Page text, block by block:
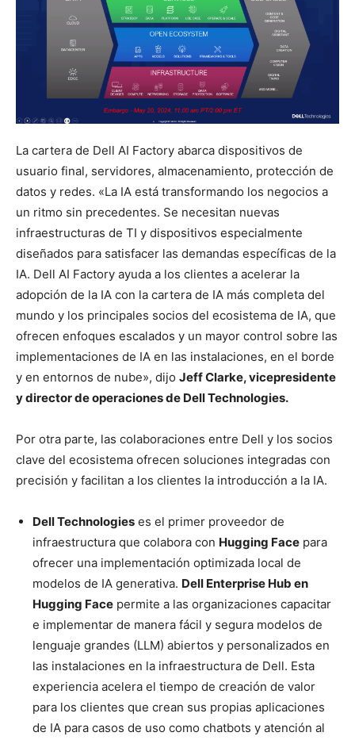
La cartera de Dell AI Factory abarca dispositivos de
usuario final, servidores, almacenamiento, protección de
datos y redes. «La IA está transformando los negocios a
un ritmo sin precedentes. Se necesitan nuevas
infraestructuras de TI y dispositivos especialmente
diseñados para satisfacer las demandas específicas de la
IA. Dell AI Factory ayuda a los clientes a acelerar la
adopción de la IA con la cartera de IA más completa del
mundo y los principales socios del ecosistema de IA, que
ofrecen enfoques escalados y un mayor control sobre las
implementaciones de IA en las instalaciones, en el borde
y en entornos de nube», dijo Jeff Clarke, vicepresidente
y director de operaciones de Dell Technologies.
Por otra parte, las colaboraciones entre Dell y los socios
clave del ecosistema ofrecen soluciones integradas con
precisión y facilitan a los clientes la introducción a la IA.
Dell Technologies es el primer proveedor de
infraestructura que colabora con Hugging Face para
ofrecer una implementación optimizada local de
modelos de IA generativa. Dell Enterprise Hub en
Hugging Face permite a las organizaciones capacitar
e implementar de manera fácil y segura modelos de
lenguaje grandes (LLM) abiertos y personalizados en
las instalaciones en la infraestructura de Dell. Esta
experiencia acelera el tiempo de creación de valor
para los clientes que crean sus propias aplicaciones
de IA para casos de uso como chatbots y atención al